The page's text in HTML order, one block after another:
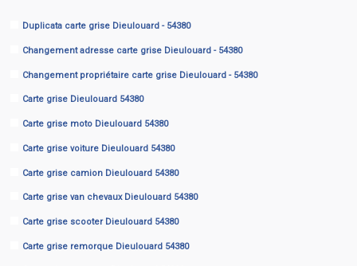
Duplicata carte grise Dieulouard - 54380
Changement adresse carte grise Dieulouard - 54380
Changement propriétaire carte grise Dieulouard - 54380
Carte grise Dieulouard 54380
Carte grise moto Dieulouard 54380
Carte grise voiture Dieulouard 54380
Carte grise camion Dieulouard 54380
Carte grise van chevaux Dieulouard 54380
Carte grise scooter Dieulouard 54380
Carte grise remorque Dieulouard 54380